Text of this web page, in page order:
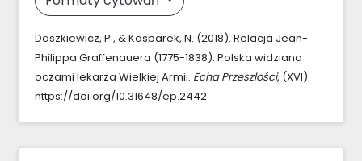
Daszkiewicz, P., & Kasparek, N. (2018). Relacja Jean-
Philippa Graffenauera (1775-1838). Polska widziana
oczami lekarza Wielkiej Armii. Echa Przeszłości, (XVI).
https://doi.org/10.31648/ep.2442